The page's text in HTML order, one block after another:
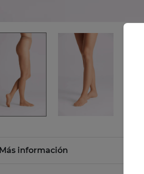
Más información